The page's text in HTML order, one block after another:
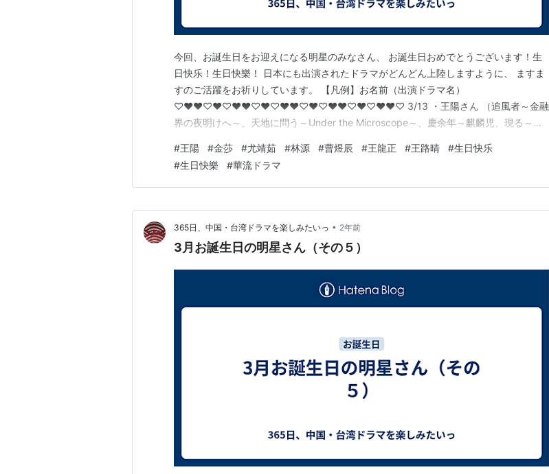
今回、お誕生日をお迎えになる明星のみなさん、 お誕生日おめでとうございます！生
日快乐！生日快樂！ 日本にも出演されたドラマがどんどん上陸しますように、 ますま
すのご活躍をお祈りしています。 【凡例】お名前（出演ドラマ名）
♡♥♥♡♥♡♥♥♡♥♡♥♥♡♥♡♥♥♡♥♡♥♥♡ 3/13 ・王陽さん （追風者～金融
界の夜明けへ～、天地に問う～Under the Microscope～、慶余年～麒麟児、現る～、
タミー・チェンさん （君に恋した328日、画皮～千年の恋～ 、美人心計～一人の妃と
二人の皇帝～） ・劉玥霏さん （夢…
#王陽 #金莎 #尤靖茹 #林源 #曹煜辰 #王龍正 #王路晴 #生日快乐
#生日快樂 #華流ドラマ
365日、中国・台湾ドラマを楽しみたいっ • 2年前
3月お誕生日の明星さん（その５）